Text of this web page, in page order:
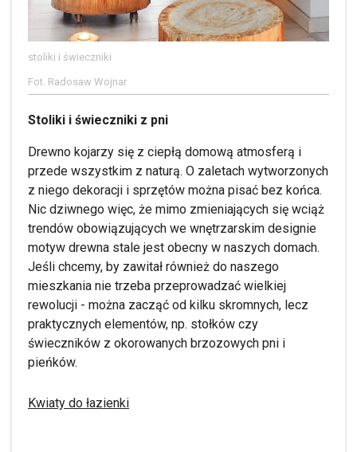
stoliki i świeczniki
Fot. Radosaw Wojnar
Stoliki i świeczniki z pni
Drewno kojarzy się z ciepłą domową atmosferą i
przede wszystkim z naturą. O zaletach wytworzonych
z niego dekoracji i sprzętów można pisać bez końca.
Nic dziwnego więc, że mimo zmieniających się wciąż
trendów obowiązujących we wnętrzarskim designie
motyw drewna stale jest obecny w naszych domach.
Jeśli chcemy, by zawitał również do naszego
mieszkania nie trzeba przeprowadzać wielkiej
rewolucji - można zacząć od kilku skromnych, lecz
praktycznych elementów, np. stołków czy
świeczników z okorowanych brzozowych pni i
pieńków.
Kwiaty do łazienki